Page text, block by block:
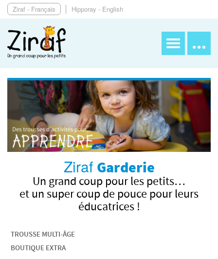
Ziraf - Français Hipporay - English
Ziraf Garderie
Un grand coup pour les petits…
et un super coup de pouce pour leurs
éducatrices !
TROUSSE MULTI-ÂGE
BOUTIQUE EXTRA